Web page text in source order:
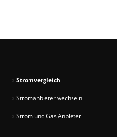
Stromvergleich
Stromanbieter wechseln
Strom und Gas Anbieter